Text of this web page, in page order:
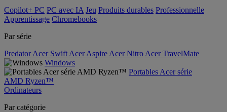
Copilot+ PC PC avec IA Jeu Produits durables Professionnelle
Apprentissage Chromebooks
Par série
Predator Acer Swift Acer Aspire Acer Nitro Acer TravelMate
Windows
Portables Acer série
AMD Ryzen™
Ordinateurs
Par catégorie